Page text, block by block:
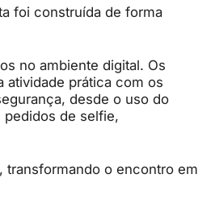
foi construída de forma
no ambiente digital. Os
atividade prática com os
desde o uso do
pedidos de selfie,
transformando o encontro em